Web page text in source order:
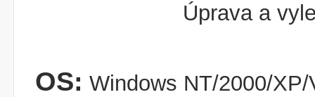
Úprava a
OS: Windows NT/2000/XP/